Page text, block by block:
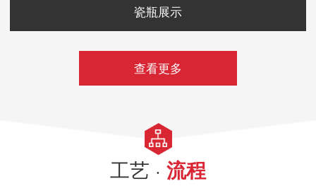
瓷瓶展示
查看更多
工艺 · 流程